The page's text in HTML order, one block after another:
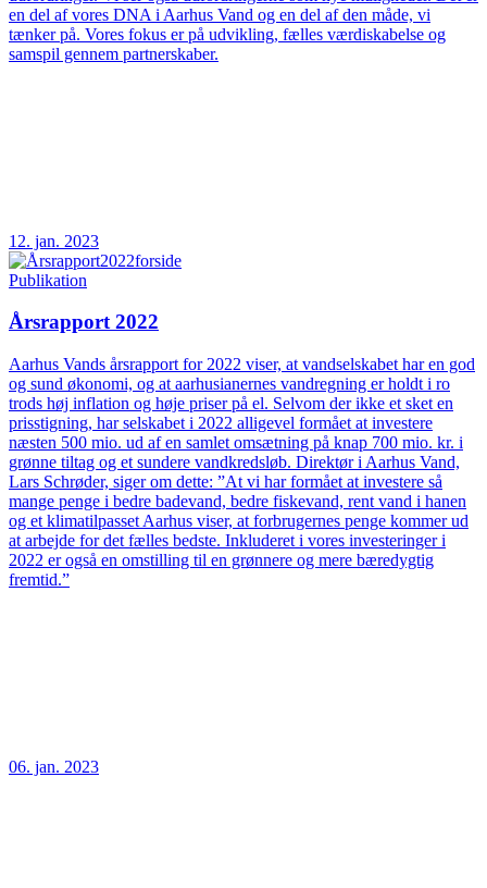
en del af vores DNA i Aarhus Vand og en del af den måde, vi
tænker på. Vores fokus er på udvikling, fælles værdiskabelse og
samspil gennem partnerskaber.
12. jan. 2023
Publikation
Årsrapport 2022
Aarhus Vands årsrapport for 2022 viser, at vandselskabet har en god
og sund økonomi, og at aarhusianernes vandregning er holdt i ro
trods høj inflation og høje priser på el. Selvom der ikke et sket en
prisstigning, har selskabet i 2022 alligevel formået at investere
næsten 500 mio. ud af en samlet omsætning på knap 700 mio. kr. i
grønne tiltag og et sundere vandkredsløb. Direktør i Aarhus Vand,
Lars Schrøder, siger om dette: ”At vi har formået at investere så
mange penge i bedre badevand, bedre fiskevand, rent vand i hanen
og et klimatilpasset Aarhus viser, at forbrugernes penge kommer ud
at arbejde for det fælles bedste. Inkluderet i vores investeringer i
2022 er også en omstilling til en grønnere og mere bæredygtig
fremtid.”
06. jan. 2023